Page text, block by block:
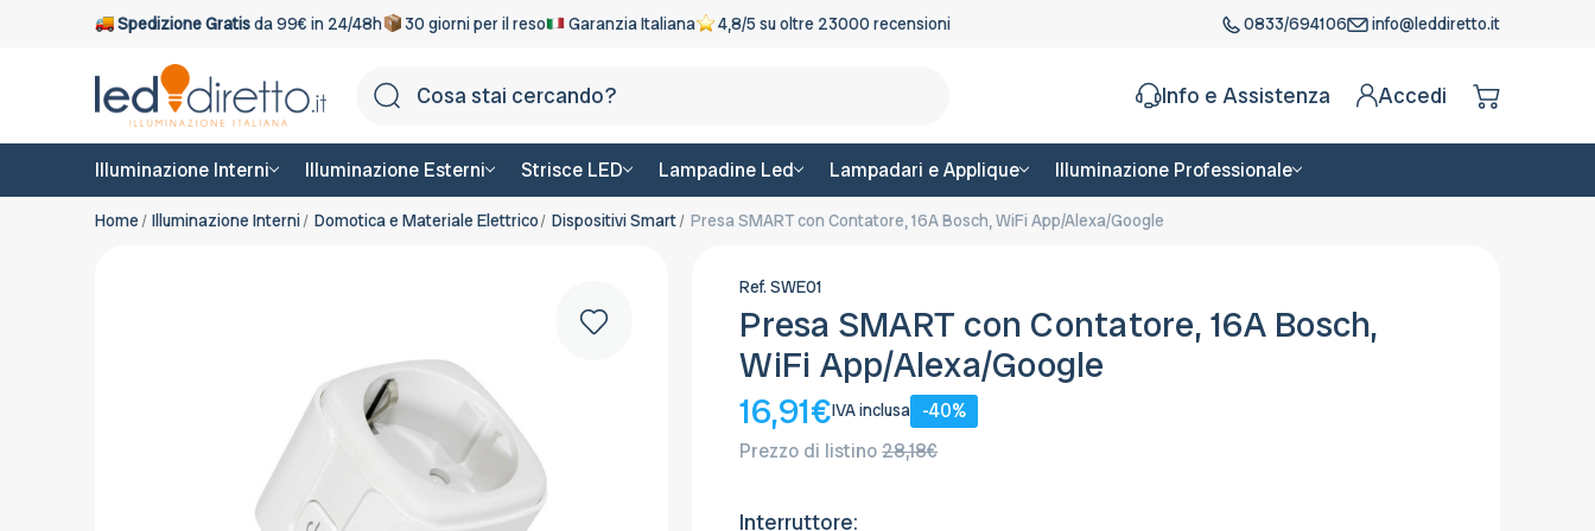
Spedizione Gratisda 99€ in 24/48h 30 giorni per il reso Garanzia Italiana 4,8/5 su oltre 23000 recensioni 0833/694106 info@leddiretto.it
Info e Assistenza Accedi
Illuminazione Interni Illuminazione Esterni Strisce LED Lampadine Led Lampadari e Applique Illuminazione Professionale
Home Illuminazione Interni Domotica e Materiale Elettrico Dispositivi Smart Presa SMART con Contatore, 16A Bosch, WiFi App/Alexa/Google
Ref. SWE01
Presa SMART con Contatore, 16A Bosch,
WiFi App/Alexa/Google
16,91€IVA inclusa
-40%
Prezzo di listino28,18€
Interruttore: